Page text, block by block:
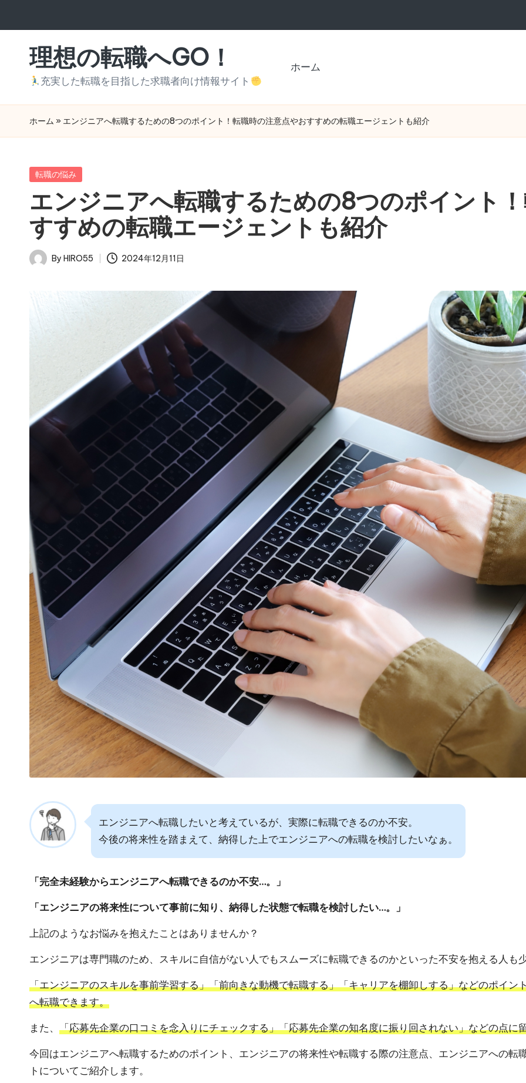
Skip
content理想の転職へGO！
充実した転職を目指した求職者向け情報サイト
ホーム
ホーム » エンジニアへ転職するための8つのポイント！転職時の注意点やおすすめの転職エージェントも紹介
Posted
転職の悩み
エンジニアへ転職するための8つのポイント
すすめの転職エージェントも紹介
Posted
By HIRO55 2024年12月11日
エンジニアへ転職したいと考えているが、実際に転職できるのか不安。
今後の将来性を踏まえて、納得した上でエンジニアへの転職を検討したいなぁ。
「完全未経験からエンジニアへ転職できるのか不安…。」
「エンジニアの将来性について事前に知り、納得した状態で転職を検討したい…。」
上記のようなお悩みを抱えたことはありませんか？
エンジニアは専門職のため、スキルに自信がない人でもスムーズに転職できるのかといった不安を抱える人も
「エンジニアのスキルを事前学習する」「前向きな動機で転職する」「キャリアを棚卸しする」などのポイ
へ転職できます。
また、 「応募先企業の口コミを念入りにチェックする」「応募先企業の知名度に振り回されない」などの点に
今回はエンジニアへ転職するためのポイント、エンジニアの将来性や転職する際の注意点、エンジニアへの
トについてご紹介します。